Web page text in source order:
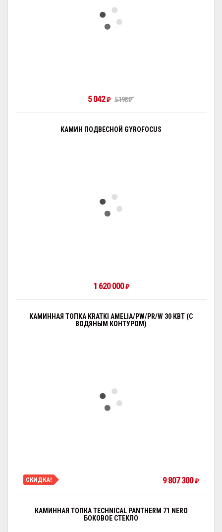
5 042₽ 5 198₽
КАМИН ПОДВЕСНОЙ GYROFOCUS
1 620 000₽
КАМИННАЯ ТОПКА KRATKI AMELIA/PW/PR/W 30 КВТ (С
ВОДЯНЫМ КОНТУРОМ)
СКИДКА! 9 807 300₽
КАМИННАЯ ТОПКА TECHNICAL PANTHERM 71 NERO
БОКОВОЕ СТЕКЛО